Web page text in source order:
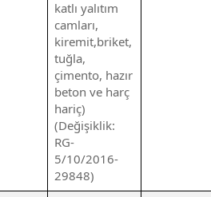
katlı yalıtım
camları,
kiremit,briket,
tuğla,
çimento, hazır
beton ve harç
hariç)
(Değişiklik:
RG-
5/10/2016-
29848)